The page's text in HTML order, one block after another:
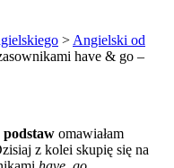
>Angielski od
have & go –
omawiałam
z kolei skupię się na